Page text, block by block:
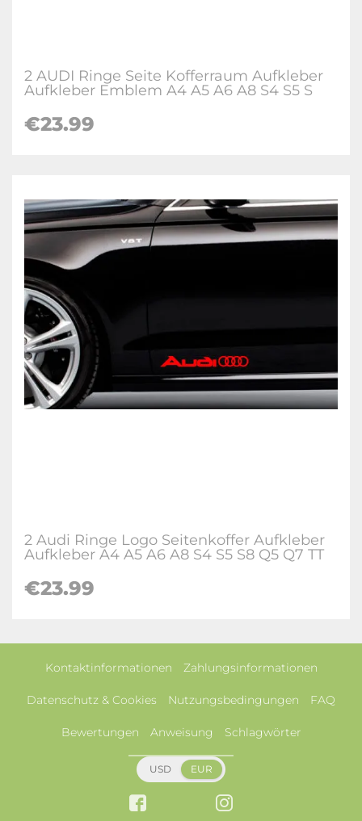
2 AUDI Ringe Seite Kofferraum Aufkleber
Aufkleber Emblem A4 A5 A6 A8 S4 S5 S
€23.99
2 Audi Ringe Logo Seitenkoffer Aufkleber
Aufkleber A4 A5 A6 A8 S4 S5 S8 Q5 Q7 TT
€23.99
Kontaktinformationen Zahlungsinformationen
Datenschutz & Cookies Nutzungsbedingungen FAQ
Bewertungen Anweisung Schlagwörter
USD EUR